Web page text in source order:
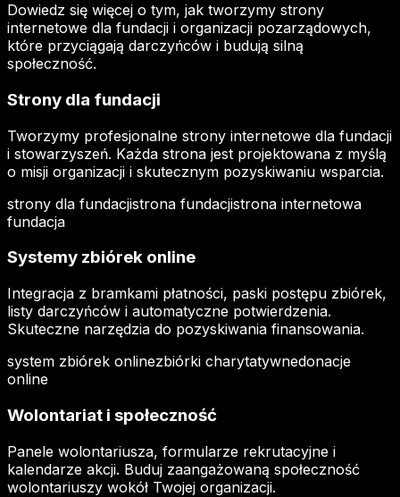
Dowiedz się więcej o tym, jak tworzymy strony
internetowe dla fundacji i organizacji pozarządowych,
które przyciągają darczyńców i budują silną
społeczność.
Strony dla fundacji
Tworzymy profesjonalne strony internetowe dla fundacji
i stowarzyszeń. Każda strona jest projektowana z myślą
o misji organizacji i skutecznym pozyskiwaniu wsparcia.
strony dla fundacjistrona fundacjistrona internetowa
fundacja
Systemy zbiórek online
Integracja z bramkami płatności, paski postępu zbiórek,
listy darczyńców i automatyczne potwierdzenia.
Skuteczne narzędzia do pozyskiwania finansowania.
system zbiórek onlinezbiórki charytatywnedonacje
online
Wolontariat i społeczność
Panele wolontariusza, formularze rekrutacyjne i
kalendarze akcji. Buduj zaangażowaną społeczność
wolontariuszy wokół Twojej organizacji.